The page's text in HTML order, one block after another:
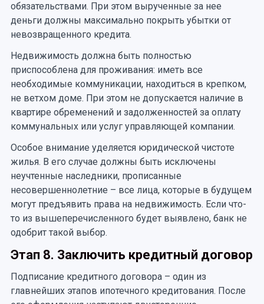
обязательствами. При этом вырученные за нее
деньги должны максимально покрыть убытки от
невозвращенного кредита.
Недвижимость должна быть полностью
приспособлена для проживания: иметь все
необходимые коммуникации, находиться в крепком,
не ветхом доме. При этом не допускается наличие в
квартире обременений и задолженностей за оплату
коммунальных или услуг управляющей компании.
Особое внимание уделяется юридической чистоте
жилья. В его случае должны быть исключены
неучтенные наследники, прописанные
несовершеннолетние – все лица, которые в будущем
могут предъявить права на недвижимость. Если что-
то из вышеперечисленного будет выявлено, банк не
одобрит такой выбор.
Этап 8. Заключить кредитный договор
Подписание кредитного договора – один из
главнейших этапов ипотечного кредитования. После